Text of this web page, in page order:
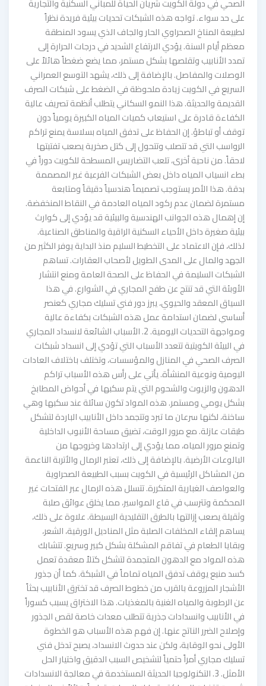
الصحي في دولة الكويت شريان الحياة للمباني السكنية والتجارية
على حد سواء. تواجه هذه الشبكات تحديات بيئية فريدة نظراً
لطبيعة المناخ الصحراوي الحار والجاف الذي يسود المنطقة
معظم أيام السنة. يؤدي الارتفاع الشديد في درجات الحرارة إلى
تمدد الأنابيب وتقلصها بشكل مستمر، مما يضع ضغطاً هائلاً على
الوصلات والمفاصل. بالإضافة إلى ذلك، يشهد التوسع العمراني
السريع في الكويت زيادة ملحوظة في الضغط على شبكات الصرف
القديمة والحديثة. هذا النمو السكاني يتطلب أنظمة تصريف عالية
الكفاءة قادرة على استيعاب كميات المياه الكبيرة يومياً دون
توقف أو تباطؤ. إن الحفاظ على تدفق المياه بسلاسة يمنع تراكم
الرواسب التي قد تتصلب وتتحول إلى كتل صخرية يصعب تفتيتها
لاحقاً. من ناحية أخرى، تلعب التضاريس المسطحة للكويت دوراً في
بطء انسياب المياه داخل بعض الشبكات الفرعية غير المصممة
بدقة. هذا الأمر يستوجب تصميماً هندسياً دقيقاً ومتابعة
مستمرة لضمان عدم ركود المياه العادمة في النقاط المنخفضة.
إن إهمال هذه الجوانب الهندسية والبيئية قد يؤدي إلى كوارث
بيئية صغيرة داخل الأحياء السكنية الراقية والمناطق الصناعية.
لذلك، فإن الاعتماد على التخطيط السليم منذ البداية يوفر الكثير من
الجهد والمال على المدى الطويل لأصحاب العقارات. تساهم
الشبكات السليمة في الحفاظ على الصحة العامة ومنع انتشار
الأوبئة التي قد تنتج عن طفح المجاري في الشوارع. في هذا
السياق المعقد والحيوي، يبرز دور فني تسليك مجاري كعنصر
أساسي لضمان استدامة عمل هذه الشبكات بكفاءة عالية
ومواجهة التحديات اليومية. 2. الأسباب الشائعة لانسداد المجاري
في البيئة الكويتية تتعدد الأسباب التي تؤدي إلى انسداد شبكات
الصرف الصحي في المنازل والمؤسسات، وتختلف باختلاف العادات
اليومية ونوعية المنشأة. يأتي على رأس هذه الأسباب تراكم
الدهون والزيوت والشحوم التي يتم سكبها في أحواض المطابخ
بشكل يومي ومستمر. هذه المواد تكون سائلة عند سكبها وهي
ساخنة، لكنها سرعان ما تبرد وتتجمد داخل الأنابيب الباردة لتشكل
طبقات عازلة. مع مرور الوقت، تضيق مساحة الأنبوب الداخلية
وتمنع مرور المياه، مما يؤدي إلى ارتدادها وخروجها من
البالوعات الأرضية. بالإضافة إلى ذلك، تعتبر الرمال والأتربة الناعمة
من المشاكل الرئيسية في الكويت بسبب الطبيعة الصحراوية
والعواصف الغبارية المتكررة. تتسلل هذه الرمال عبر الفتحات غير
المحكمة وتترسب في قاع المواسير، مما يخلق عوائق صلبة
وثقيلة يصعب إزالتها بالطرق التقليدية البسيطة. علاوة على ذلك،
يساهم إلقاء المخلفات الصلبة مثل المناديل الورقية، الشعر،
وبقايا الطعام في تفاقم المشكلة بشكل كبير وسريع. تتشابك
هذه المواد مع الدهون المتجمدة لتشكل كتلاً معقدة تعمل
كسد منيع يوقف تدفق المياه تماماً في الشبكة. كما أن جذور
الأشجار المزروعة بالقرب من خطوط الصرف قد تخترق الأنابيب بحثاً
عن الرطوبة والمياه الغنية بالمغذيات. هذا الاختراق يسبب كسوراً
في الأنابيب وانسدادات جذرية تتطلب معدات خاصة لقص الجذور
وإصلاح الضرر الناتج عنها. إن فهم هذه الأسباب هو الخطوة
الأولى نحو الوقاية، ولكن عند حدوث الانسداد، يصبح تدخل فني
تسليك مجاري أمراً حتمياً لتشخيص السبب الدقيق واختيار الحل
الأمثل. 3. التكنولوجيا الحديثة المستخدمة في معالجة الانسدادات